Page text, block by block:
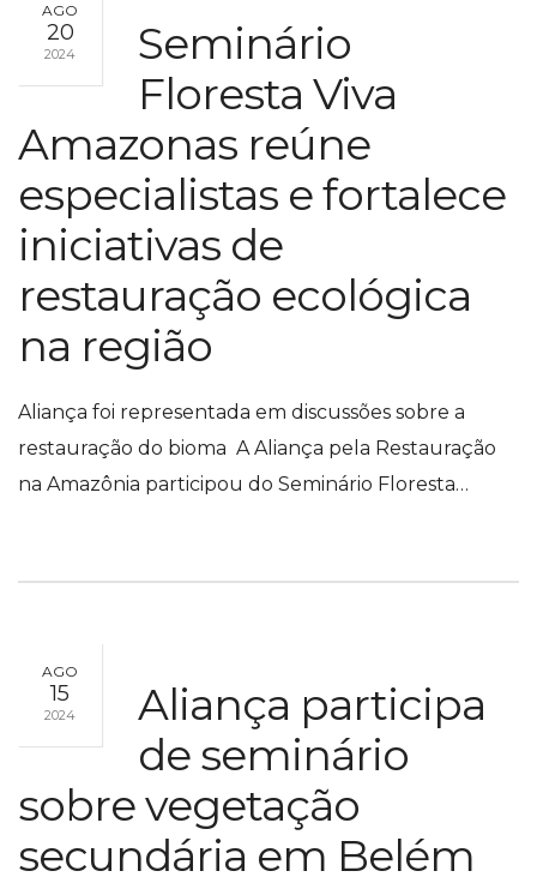
AGO
20
2024
Seminário
Floresta Viva
Amazonas reúne
especialistas e fortalece
iniciativas de
restauração ecológica
na região
Aliança foi representada em discussões sobre a
restauração do bioma A Aliança pela Restauração
na Amazônia participou do Seminário Floresta…
AGO
15
2024
Aliança participa
de seminário
sobre vegetação
secundária em Belém